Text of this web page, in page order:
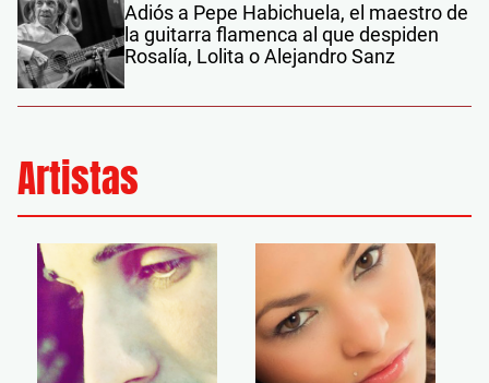
Adiós a Pepe Habichuela, el maestro de
la guitarra flamenca al que despiden
Rosalía, Lolita o Alejandro Sanz
Artistas